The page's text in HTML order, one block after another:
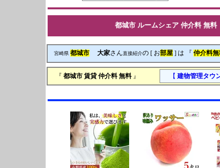
都城市 ルームシェア 仲介料 無料
宮崎県 都城市 大家さん直接紹介の [ お部屋 ] は 『 仲介料
『 都城市 賃貸 仲介料 無料』 【 建物管理タウ